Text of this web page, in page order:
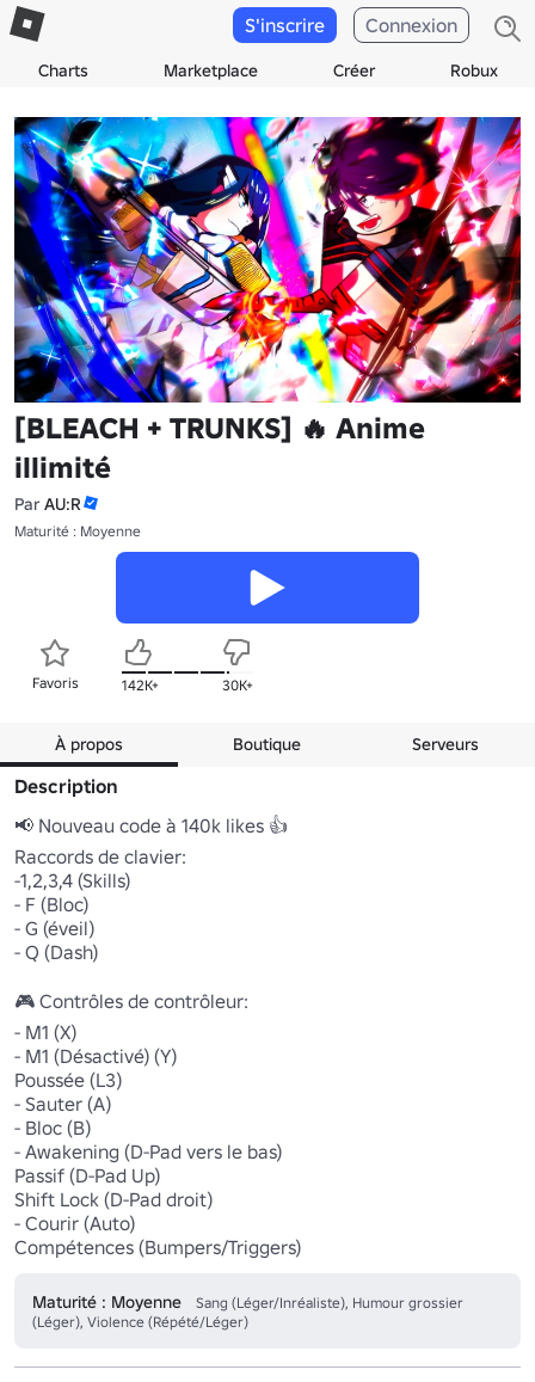
Charts Marketplace Créer Robux
S'inscrire Connexion
[BLEACH + TRUNKS] 🔥 Anime
illimité
Par AU:R
Maturité : Moyenne
Favoris 142K+ 30K+
À propos Boutique Serveurs
Description
📢 Nouveau code à 140k likes 👍
Raccords de clavier:
-1,2,3,4 (Skills)
- F (Bloc)
- G (éveil)
- Q (Dash)
🎮 Contrôles de contrôleur:
- M1 (X)
- M1 (Désactivé) (Y)
Poussée (L3)
- Sauter (A)
- Bloc (B)
- Awakening (D-Pad vers le bas)
Passif (D-Pad Up)
Shift Lock (D-Pad droit)
- Courir (Auto)
Compétences (Bumpers/Triggers)
Maturité : Moyenne
Sang (Léger/Inréaliste), Humour grossier
(Léger), Violence (Répété/Léger)